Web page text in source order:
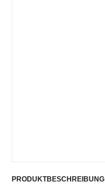
PRODUKTBESCHREIBUNG